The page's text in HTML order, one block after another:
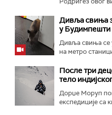
Дивља свиња
у Будимпешти
Дивља свиња се
на метро
После три
тело
Дорџе Моруп
експедиције са